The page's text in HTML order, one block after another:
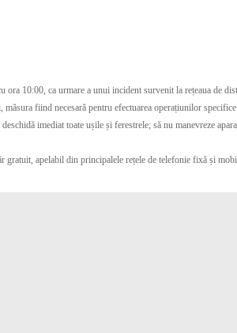
10:00, ca urmare a unui incident survenit la rețeaua de
fiind necesară pentru efectuarea operațiunilor
imediat toate ușile și ferestrele; să nu manevreze
apelabil din principalele rețele de telefonie fixă și